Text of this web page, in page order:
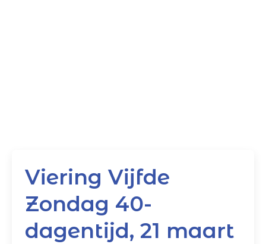
Viering Vijfde
Zondag 40-
dagentijd, 21 maart